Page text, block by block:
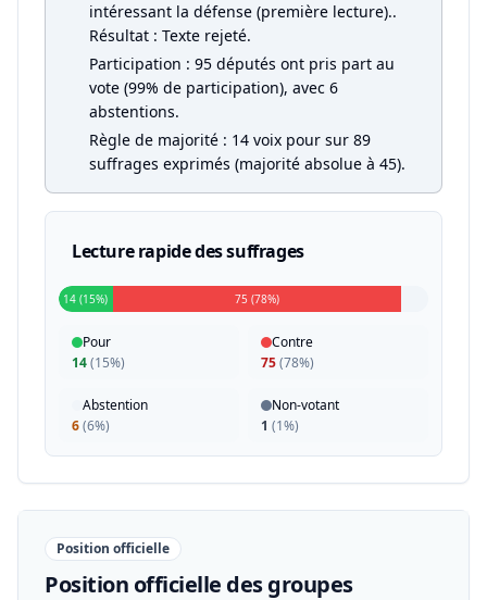
intéressant la défense (première lecture)..
Résultat : Texte rejeté.
Participation : 95 députés ont pris part au
vote (99% de participation), avec 6
abstentions.
Règle de majorité : 14 voix pour sur 89
suffrages exprimés (majorité absolue à 45).
Lecture rapide des suffrages
14 (15%) 75 (78%)
Pour
14(15%)
Contre
75(78%)
Abstention
6(6%)
Non-votant
1 (1%)
Position officielle
Position officielle des groupes